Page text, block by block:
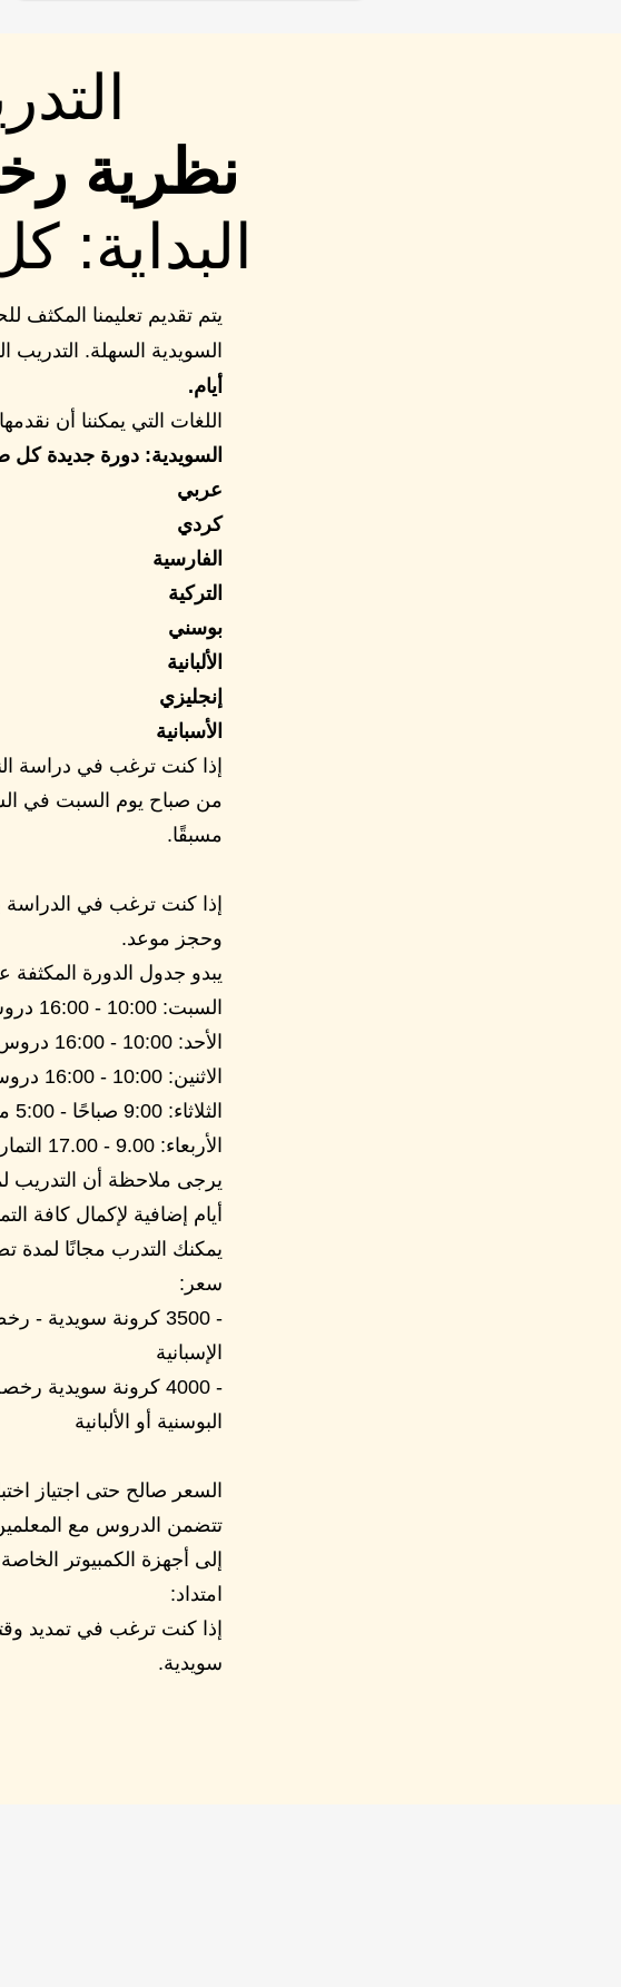
نظرية
البداية:
السويدية السهلة.
أيام.
اللغات التي يمكننا أن
السويدية: دورة جديدة
عربي
كردي
الفارسية
التركية
بوسني
الألبانية
إنجليزي
الأسبانية
إذا كنت ترغب في دراسة
مسبقًا.
إذا كنت ترغب في الدراسة
وحجز موعد.
يبدو جدول الدورة المكثفة
السبت: 10:00 - 16:00 دروس مع المعلمين
الأحد: 10:00 - 16:00 دروس مع المعلمين
الاثنين: 10:00 - 16:00 دروس / تمارين الكمبيوتر
الثلاثاء: 9:00 صباحًا - 5:00 مساءً أسئلة دراسية على الكمبيوتر
الأربعاء: 9.00 - 17.00 التمارين النهائية والاختبارات التجريبية
أيام إضافية لإكمال كافة
يمكنك التدرب مجانًا لمدة تصل
سعر:
الإسبانية
البوسنية أو الألبانية
السعر صالح حتى اجتياز
تتضمن الدروس مع
إلى أجهزة الكمبيوتر
امتداد:
سويدية.